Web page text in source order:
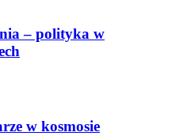
– polityka w
w kosmosie